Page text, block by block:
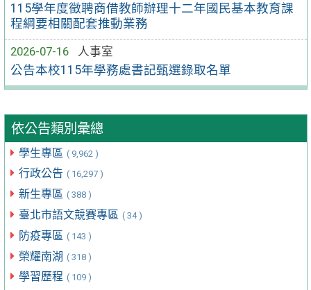
115學年度徵聘商借教師辦理十二年國民基本教育課
程綱要相關配套推動業務
2026-07-16
人事室
公告本校115年學務處書記甄選錄取名單
依公告類別彙總
學生專區 ( 9,962 )
行政公告 ( 16,297 )
新生專區 ( 388 )
臺北市語文競賽專區 ( 34 )
防疫專區 ( 143 )
榮耀南湖 ( 318 )
學習歷程 ( 109 )